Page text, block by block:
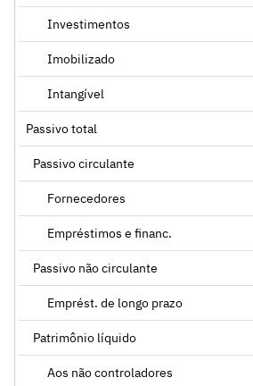
Investimentos
Imobilizado
Intangível
Passivo total
Passivo circulante
Fornecedores
Empréstimos e financ.
Passivo não circulante
Emprést. de longo prazo
Patrimônio líquido
Aos não controladores